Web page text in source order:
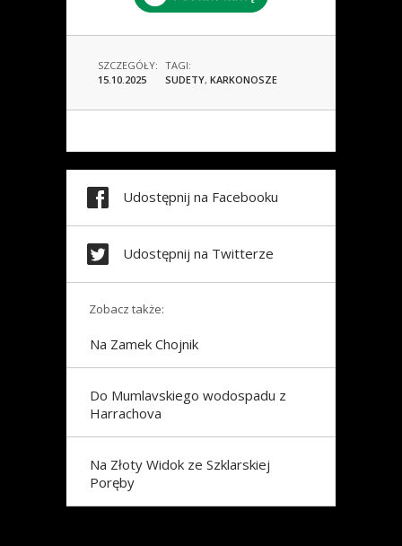
SZCZEGÓŁY:
15.10.2025
TAGI:
SUDETY, KARKONOSZE
Udostępnij na Facebooku
Udostępnij na Twitterze
Zobacz także:
Na Zamek Chojnik
Do Mumlavskiego wodospadu z
Harrachova
Na Złoty Widok ze Szklarskiej
Poręby